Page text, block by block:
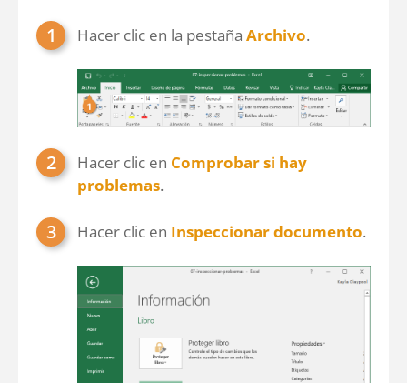
Hacer clic en la pestaña Archivo.
Hacer clic en Comprobar si hay
problemas.
Hacer clic en Inspeccionar documento.